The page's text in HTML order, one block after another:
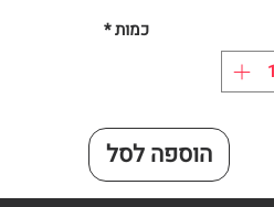
כמות*
הוספה לסל